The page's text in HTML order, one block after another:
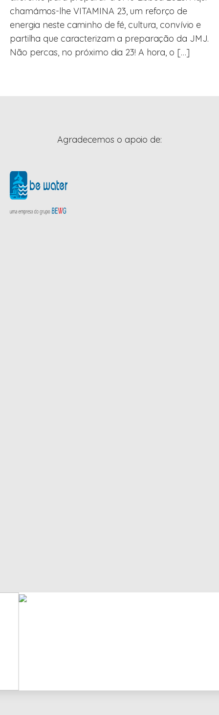
chamámos-lhe VITAMINA 23, um reforço de
energia neste caminho de fé, cultura, convívio e
partilha que caracterizam a preparação da JMJ.
Não percas, no próximo dia 23! A hora, o […]
Agradecemos o apoio de: